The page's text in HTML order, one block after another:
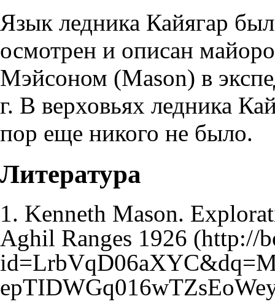
Язык ледника Кайягар
осмотрен и описан
Мэйсоном (Mason) в
г. В верховьях ледника
пор еще никого не было.
Литература
1. Kenneth Mason.
Aghil Ranges 1926